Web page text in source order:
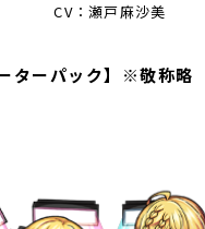
CV：瀬戸麻沙美
ーターパック】※敬称略